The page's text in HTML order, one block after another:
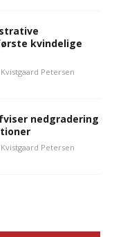
kvindelige
Petersen
nedgradering
Petersen